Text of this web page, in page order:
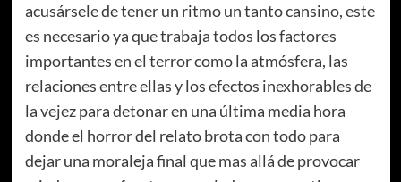
acusársele de tener un ritmo un tanto cansino, este
es necesario ya que trabaja todos los factores
importantes en el terror como la atmósfera, las
relaciones entre ellas y los efectos inexhorables de
la vejez para detonar en una última media hora
donde el horror del relato brota con todo para
dejar una moraleja final que mas allá de provocar